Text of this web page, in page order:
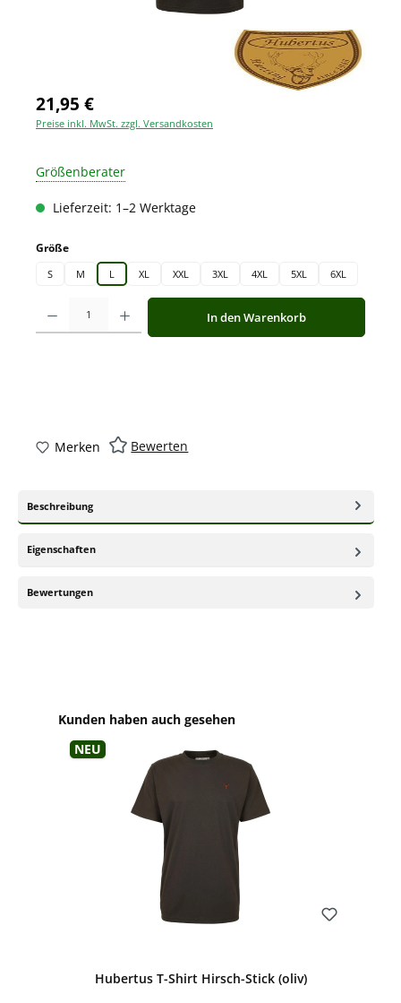
21,95 €
Preise inkl. MwSt. zzgl. Versandkosten
Größenberater
Lieferzeit: 1–2 Werktage
Größeauswählen
S M L XL XXL 3XL 4XL 5XL 6XL
Produkt Anzahl: Gib den gewünschten Wert ein oder benutze die
In den Warenkorb
Merken Bewerten
Beschreibung
Eigenschaften
Bewertungen
Produktgalerie überspringen
Kunden haben auch gesehen
Neu
Hubertus T-Shirt Hirsch-Stick (oliv)